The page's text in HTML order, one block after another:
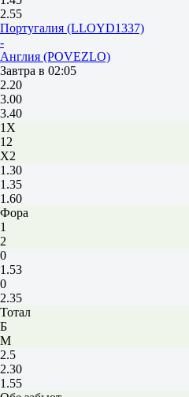
2.55
Португалия (LLOYD1337)
-
Англия (POVEZLO)
Завтра в 02:05
2.20
3.00
3.40
1X
12
X2
1.30
1.35
1.60
Фора
1
2
0
1.53
0
2.35
Тотал
Б
М
2.5
2.30
1.55